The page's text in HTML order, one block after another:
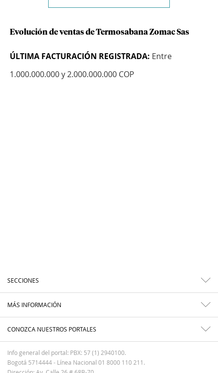
Evolución de ventas de Termosabana Zomac Sas
ÚLTIMA FACTURACIÓN REGISTRADA: Entre
1.000.000.000 y 2.000.000.000 COP
SECCIONES
MÁS INFORMACIÓN
CONOZCA NUESTROS PORTALES
Info general del portal: PBX: 57 (1) 2940100.
Bogotá 5714444 - Línea Nacional 01 8000 110 211.